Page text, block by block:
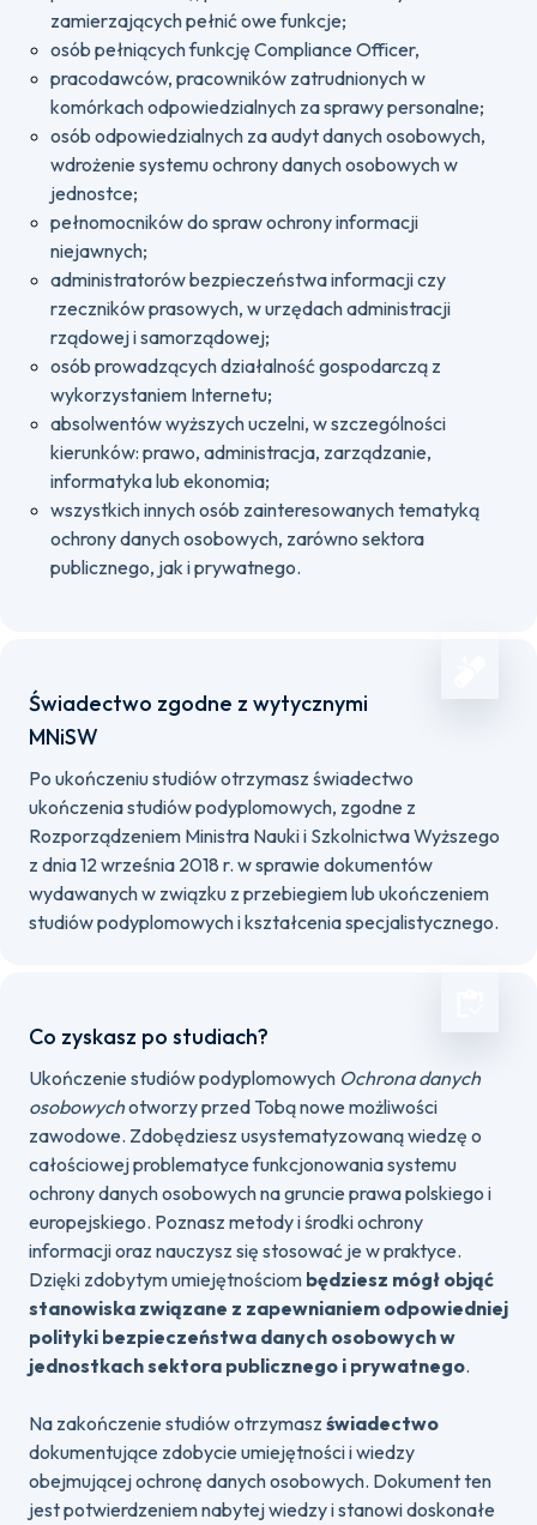
zamierzających pełnić owe funkcje;
osób pełniących funkcję Compliance Officer,
pracodawców, pracowników zatrudnionych w
komórkach odpowiedzialnych za sprawy personalne;
osób odpowiedzialnych za audyt danych osobowych,
wdrożenie systemu ochrony danych osobowych w
jednostce;
pełnomocników do spraw ochrony informacji
niejawnych;
administratorów bezpieczeństwa informacji czy
rzeczników prasowych, w urzędach administracji
rządowej i samorządowej;
osób prowadzących działalność gospodarczą z
wykorzystaniem Internetu;
absolwentów wyższych uczelni, w szczególności
kierunków: prawo, administracja, zarządzanie,
informatyka lub ekonomia;
wszystkich innych osób zainteresowanych tematyką
ochrony danych osobowych, zarówno sektora
publicznego, jak i prywatnego.
Świadectwo zgodne z wytycznymi
MNiSW
Po ukończeniu studiów otrzymasz świadectwo
ukończenia studiów podyplomowych, zgodne z
Rozporządzeniem Ministra Nauki i Szkolnictwa Wyższego
z dnia 12 września 2018 r. w sprawie dokumentów
wydawanych w związku z przebiegiem lub ukończeniem
studiów podyplomowych i kształcenia specjalistycznego.
Co zyskasz po studiach?
Ukończenie studiów podyplomowych Ochrona danych
osobowychotworzy przed Tobą nowe możliwości
zawodowe. Zdobędziesz usystematyzowaną wiedzę o
całościowej problematyce funkcjonowania systemu
ochrony danych osobowych na gruncie prawa polskiego i
europejskiego. Poznasz metody i środki ochrony
informacji oraz nauczysz się stosować je w praktyce.
Dzięki zdobytym umiejętnościom będziesz mógł objąć
stanowiska związane z zapewnianiem odpowiedniej
polityki bezpieczeństwa danych osobowych w
jednostkach sektora publicznego i prywatnego.
Na zakończenie studiów otrzymasz świadectwo
dokumentujące zdobycie umiejętności i wiedzy
obejmującej ochronę danych osobowych. Dokument ten
jest potwierdzeniem nabytej wiedzy i stanowi doskonałe